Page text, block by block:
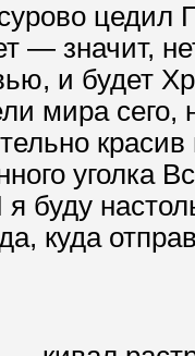
цедил
— значит,
и будет
мира сего,
буду
куда